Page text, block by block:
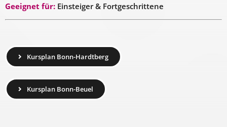
Geeignet für: Einsteiger & Fortgeschrittene
Kursplan Bonn-Hardtberg
Kursplan Bonn-Beuel